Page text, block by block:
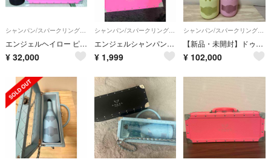
シャンパン/スパークリングワイン
エンジェルヘイロー ピンク ケース付き 750ml 12.5% 点灯不可
¥ 32,000
シャンパン/スパークリングワイン
エンジェルシャンパン 箱
¥ 1,999
シャンパン/スパークリングワイン
【新品・未開封】ドゥミセック イエロー ファー&ピンクロゼ 2本セット
¥ 102,000